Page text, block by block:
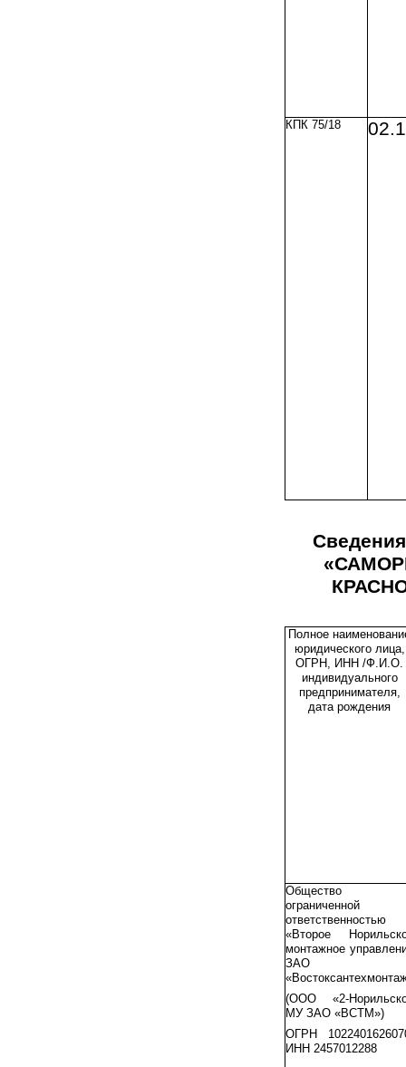
КПК 75/18
Полное
юридического лица,
ОГРН, ИНН /Ф.И.О.
индивидуального
предпринимателя,
дата рождения
Общество
ограниченной
ответственностью
«Второе
монтажное
ЗАО
(ООО «2-
МУ ЗАО «ВСТМ»)
ОГРН
ИНН 2457012288